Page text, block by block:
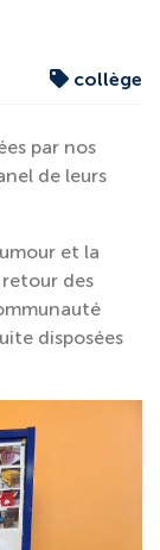
collège
par nos
de leurs
et la
des
disposées